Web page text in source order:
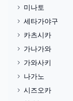
미나토
세타가야구
카츠시카
가나가와
가와사키
나가노
시즈오카